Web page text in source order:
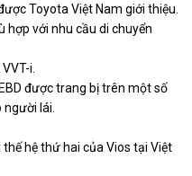
Toyota Việt Nam giới thiệu.
hợp với nhu cầu di chuyển
i.
được trang bị trên một số
người lái.
hệ thứ hai của Vios tại Việt